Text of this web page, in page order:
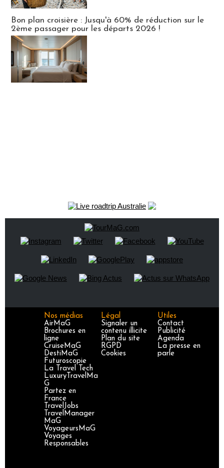
Bon plan croisière : Jusqu'à 60% de réduction sur le
2ème passager pour les départs 2026 !
Nos médias
AirMaG
Brochures en
ligne
CruiseMaG
DestiMaG
Futuroscopie
La Travel Tech
LuxuryTravelMa
G
Partez en
France
TravelJobs
TravelManager
MaG
VoyageursMaG
Voyages
Responsables
Légal
Signaler un
contenu illicite
Plan du site
RGPD
Cookies
Utiles
Contact
Publicité
Agenda
La presse en
parle